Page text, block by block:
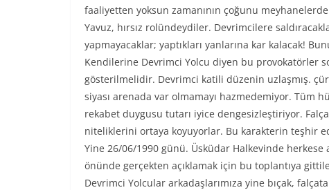
faaliyetten yoksun zamanının çoğunu
Yavuz, hırsız rolündeydiler. Devrimcilere
yapmayacaklar; yaptıkları yanlarına kar kalacak!
Kendilerine Devrimci Yolcu diyen bu provokatörler
gösterilmelidir. Devrimci katili düzenin uzlaşmış.
siyası arenada var olmamayı hazmedemiyor. Tüm
rekabet duygusu tutarı iyice dengesizleştiriyor.
niteliklerini ortaya koyuyorlar. Bu karakterin teşhir
Yine 26/06/1990 günü. Üsküdar Halkevinde herkese
önünde gerçekten açıklamak için bu toplantıya
Devrimci Yolcular arkadaşlarımıza yine bıçak,